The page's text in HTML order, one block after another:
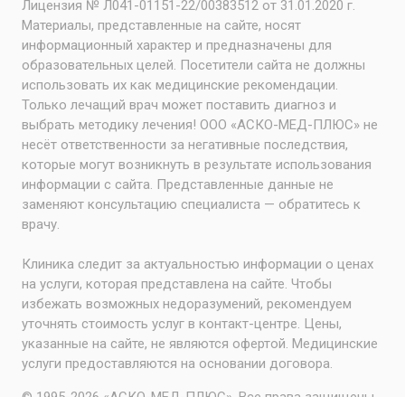
Лицензия № Л041-01151-22/00383512 от 31.01.2020 г.
Материалы, представленные на сайте, носят
информационный характер и предназначены для
образовательных целей. Посетители сайта не должны
использовать их как медицинские рекомендации.
Только лечащий врач может поставить диагноз и
выбрать методику лечения! ООО «АСКО-МЕД-ПЛЮС» не
несёт ответственности за негативные последствия,
которые могут возникнуть в результате использования
информации с сайта. Представленные данные не
заменяют консультацию специалиста — обратитесь к
врачу.
Клиника следит за актуальностью информации о ценах
на услуги, которая представлена на сайте. Чтобы
избежать возможных недоразумений, рекомендуем
уточнять стоимость услуг в контакт-центре. Цены,
указанные на сайте, не являются офертой. Медицинские
услуги предоставляются на основании договора.